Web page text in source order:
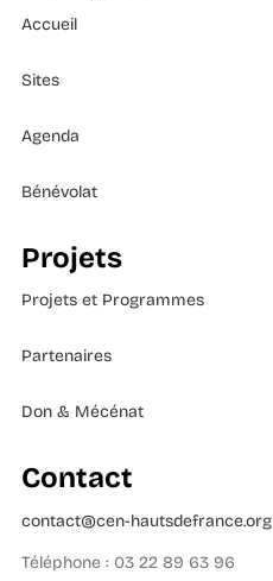
Accueil
Sites
Agenda
Bénévolat
Projets
Projets et Programmes
Partenaires
Don & Mécénat
Contact
contact@cen-hautsdefrance.org
Téléphone : 03 22 89 63 96